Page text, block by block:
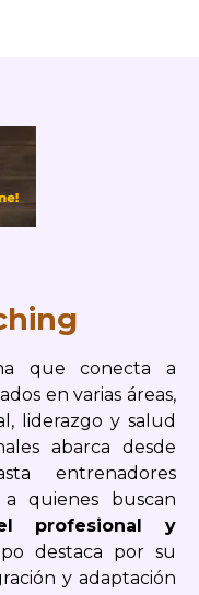
que conecta a
en varias áreas,
liderazgo y salud
abarca desde
entrenadores
quienes buscan
profesional y
destaca por su
y adaptación